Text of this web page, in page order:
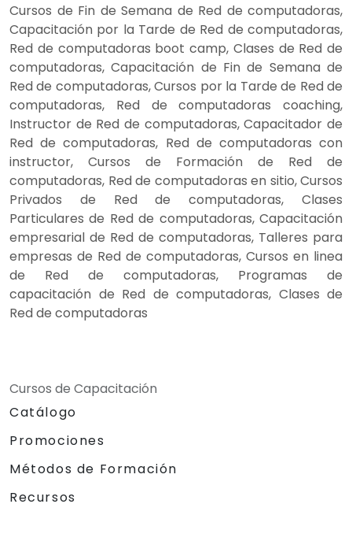
Cursos de Fin de Semana de Red de computadoras,
Capacitación por la Tarde de Red de computadoras,
Red de computadoras boot camp, Clases de Red de
computadoras, Capacitación de Fin de Semana de
Red de computadoras, Cursos por la Tarde de Red de
computadoras, Red de computadoras coaching,
Instructor de Red de computadoras, Capacitador de
Red de computadoras, Red de computadoras con
instructor, Cursos de Formación de Red de
computadoras, Red de computadoras en sitio, Cursos
Privados de Red de computadoras, Clases
Particulares de Red de computadoras, Capacitación
empresarial de Red de computadoras, Talleres para
empresas de Red de computadoras, Cursos en linea
de Red de computadoras, Programas de
capacitación de Red de computadoras, Clases de
Red de computadoras
Cursos de Capacitación
Catálogo
Promociones
Métodos de Formación
Recursos